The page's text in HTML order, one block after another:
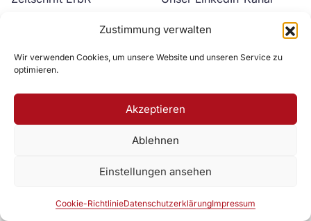
Zustimmung verwalten
Wir verwenden Cookies, um unsere Website und unseren Service zu
optimieren.
Akzeptieren
Ablehnen
Einstellungen ansehen
Cookie-RichtlinieDatenschutzerklärungImpressum
Unser YouTube-Kanal
Zur DAV Webseite